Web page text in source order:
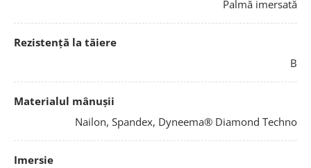
Palmă imersată
Rezistență la tăiere
B
Materialul mânușii
Nailon, Spandex, Dyneema® Diamond Techno
Imersie